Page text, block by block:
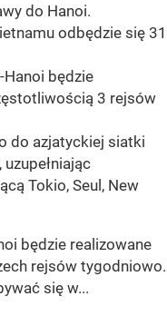
do Hanoi.
odbędzie się 31
Hanoi będzie
3 rejsów
do azjatyckiej siatki
Tokio, Seul, New
będzie realizowane
rejsów tygodniowo.
się w...